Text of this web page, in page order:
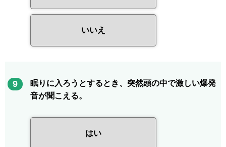
いいえ
9
眠りに入ろうとするとき、突然頭の中で激しい爆発
音が聞こえる。
はい